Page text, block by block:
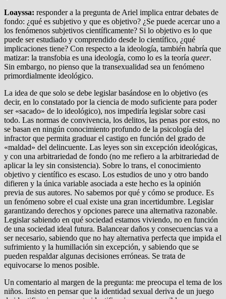
Loayssa: responder a la pregunta de Ariel implica entrar debates de
fondo: ¿qué es subjetivo y que es objetivo? ¿Se puede acercar uno a
los fenómenos subjetivos científicamente? Si lo objetivo es lo que
puede ser estudiado y comprendido desde lo científico, ¿qué
implicaciones tiene? Con respecto a la ideología, también habría que
matizar: la transfobia es una ideología, como lo es la teoría queer.
Sin embargo, no pienso que la transexualidad sea un fenómeno
primordialmente ideológico.
La idea de que solo se debe legislar basándose en lo objetivo (es
decir, en lo constatado por la ciencia de modo suficiente para poder
ser «sacado» de lo ideológico), nos impediría legislar sobre casi
todo. Las normas de convivencia, los delitos, las penas por estos, no
se basan en ningún conocimiento profundo de la psicología del
infractor que permita graduar el castigo en función del grado de
«maldad» del delincuente. Las leyes son sin excepción ideológicas,
y con una arbitrariedad de fondo (no me refiero a la arbitrariedad de
aplicar la ley sin consistencia). Sobre lo trans, el conocimiento
objetivo y científico es escaso. Los estudios de uno y otro bando
difieren y la única variable asociada a este hecho es la opinión
previa de sus autores. No sabemos por qué y cómo se produce. Es
un fenómeno sobre el cual existe una gran incertidumbre. Legislar
garantizando derechos y opciones parece una alternativa razonable.
Legislar sabiendo en qué sociedad estamos viviendo, no en función
de una sociedad ideal futura. Balancear daños y consecuencias va a
ser necesario, sabiendo que no hay alternativa perfecta que impida el
sufrimiento y la humillación sin excepción, y sabiendo que se
pueden respaldar algunas decisiones erróneas. Se trata de
equivocarse lo menos posible.
Un comentario al margen de la pregunta: me preocupa el tema de los
niños. Insisto en pensar que la identidad sexual deriva de un juego